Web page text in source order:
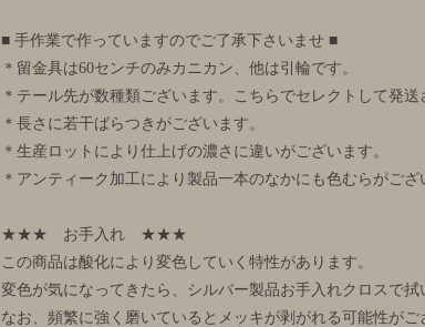
■ 手作業で作っていますのでご了承下さいませ ■
＊留金具は60センチのみカニカン、他は引輪です。
＊テール先が数種類ございます。こちらでセレクトして発送
＊長さに若干ばらつきがございます。
＊生産ロットにより仕上げの濃さに違いがございます。
＊アンティーク加工により製品一本のなかにも色むらがござ
★★★ お手入れ ★★★
この商品は酸化により変色していく特性があります。
変色が気になってきたら、シルバー製品お手入れクロスで拭
なお、頻繁に強く磨いているとメッキが剥がれる可能性がご